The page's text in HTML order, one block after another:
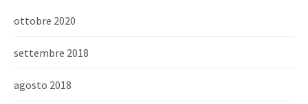
ottobre 2020
settembre 2018
agosto 2018